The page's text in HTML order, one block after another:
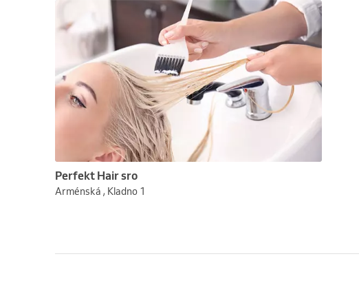
Perfekt Hair sro
Arménská , Kladno 1